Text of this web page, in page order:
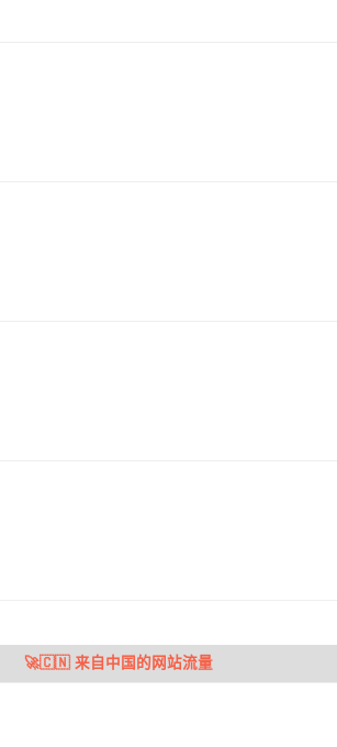
🚀🇨🇳 来自中国的网站流量